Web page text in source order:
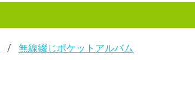
無線綴じポケットアルバム